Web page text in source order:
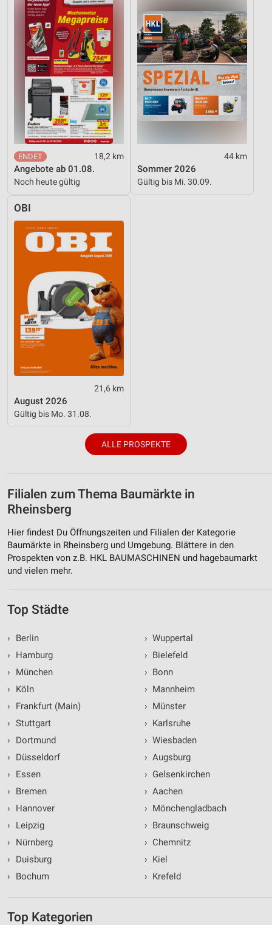
18,2 km
Angebote ab 01.08.
Noch heute gültig
44 km
Sommer 2026
Gültig bis Mi. 30.09.
OBI
21,6 km
August 2026
Gültig bis Mo. 31.08.
ALLE PROSPEKTE
Filialen zum Thema Baumärkte in
Rheinsberg
Hier findest Du Öffnungszeiten und Filialen der Kategorie
Baumärkte in Rheinsberg und Umgebung. Blättere in den
Prospekten von z.B. HKL BAUMASCHINEN und hagebaumarkt
und vielen mehr.
Top Städte
›
Berlin
›
Hamburg
›
München
›
Köln
›
Frankfurt (Main)
› Stuttgart
›
Dortmund
›
Düsseldorf
›
Essen
›
Bremen
›
Hannover
›
Leipzig
›
Nürnberg
›
Duisburg
›
Bochum
› Wuppertal
› Bielefeld
› Bonn
› Mannheim
› Münster
› Karlsruhe
› Wiesbaden
› Augsburg
› Gelsenkirchen
› Aachen
› Mönchengladbach
› Braunschweig
› Chemnitz
› Kiel
› Krefeld
Top Kategorien
Performance
Funktional
Werbung